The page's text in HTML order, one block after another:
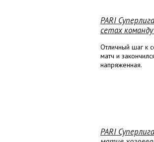
PARI
сетах
Отличный шаг к
матч и
напряженная.
PARI